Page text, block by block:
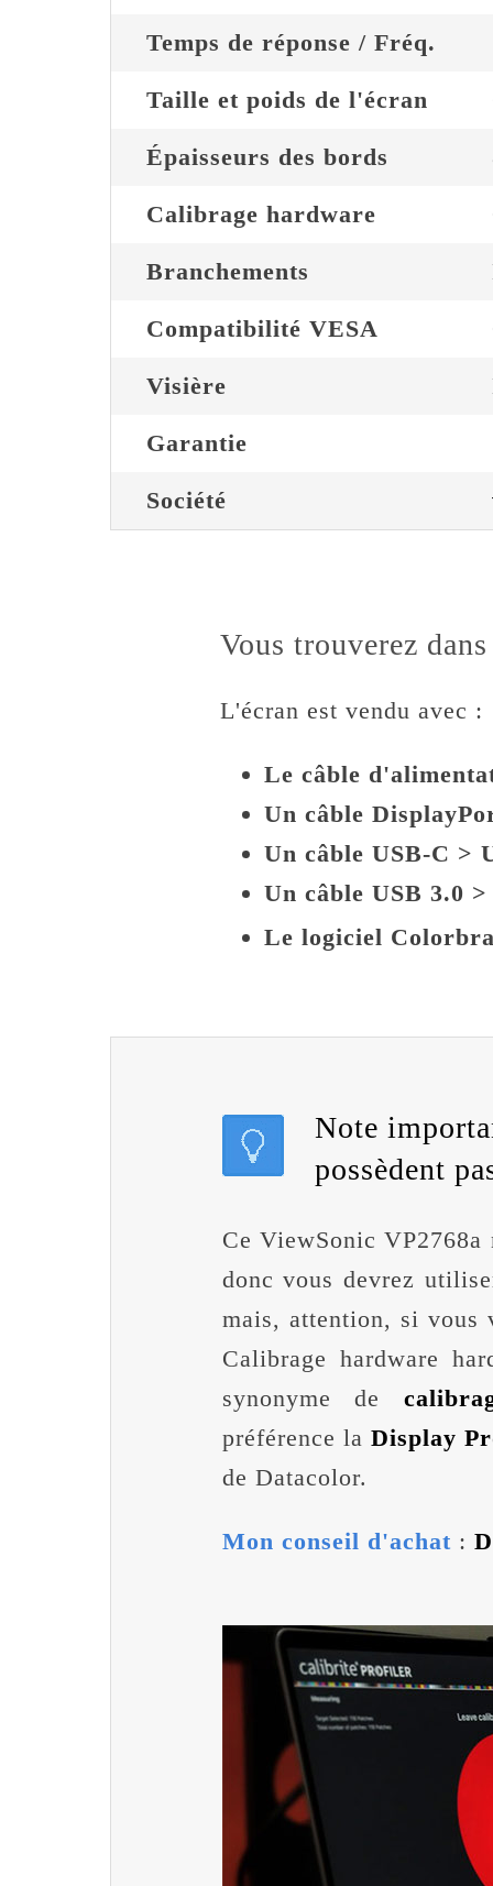
Temps de réponse / Fréq.
Taille et poids de l'écran
Épaisseurs des bords
Calibrage hardware
Branchements
Compatibilité VESA
Visière
Garantie
Société
Vous trouverez
L'écran est vendu avec :
Le câble
Un câble
Un câble USB-C >
Un câble USB 3.0
Le logiciel
Note
possèdent
Ce ViewSonic VP2768a
donc vous devrez
mais, attention, si vous
Calibrage hardware
synonyme de
préférence la Display
de Datacolor.
Mon conseil d'achat :